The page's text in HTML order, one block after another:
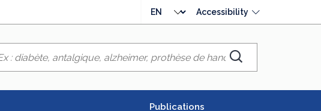
language
Accessibility
Chercher
Publications